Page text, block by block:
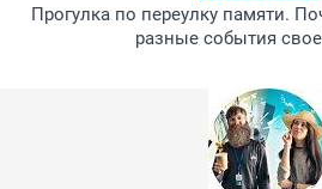
Прогулка по переулку памяти.
разные события